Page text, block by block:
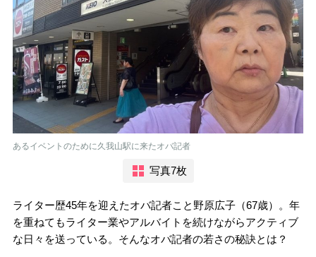
あるイベントのために久我山駅に来たオバ記者
写真7枚
ライター歴45年を迎えたオバ記者こと野原広子（67歳）。年
を重ねてもライター業やアルバイトを続けながらアクティブ
な日々を送っている。そんなオバ記者の若さの秘訣とは？